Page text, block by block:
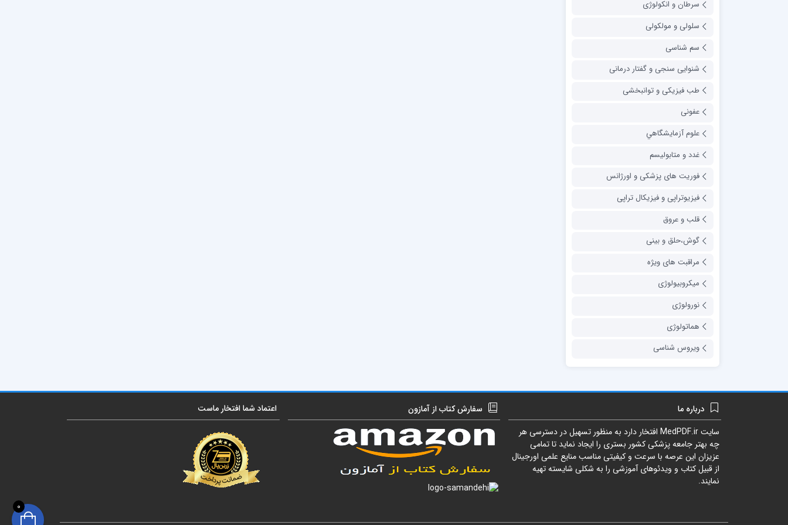
سرطان و انکولوژی
سلولی و مولکولی
سم شناسی
شنوایی سنجی و گفتار درمانی
طب فیزیکی و توانبخشی
عفونی
علوم آزمايشگاهي
غدد و متابولیسم
فوریت های پزشکی و اورژانس
فیزیوتراپی و فیزیکال تراپی
قلب و عروق
گوش،حلق و بینی
مراقبت های ویژه
میکروبیولوژی
نورولوژی
هماتولوژی
ویروس شناسی
درباره ما
سایتMedPDF.ir افتخار دارد به منظور تسهیل در دسترسی هر
چه بهتر جامعه پزشکی کشور بستری را ایجاد نماید تا تمامی
عزیزان این عرصه با سرعت و کیفیتی مناسب منایع علمی اورجینال
از قبیل کتاب و ویدئوهای آموزشی را به شکلی شایسته تهیه
نمایند.
سفارش کتاب از آمازون اعتماد شما افتخار ماست
0